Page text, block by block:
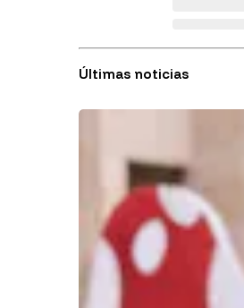
Últimas noticias